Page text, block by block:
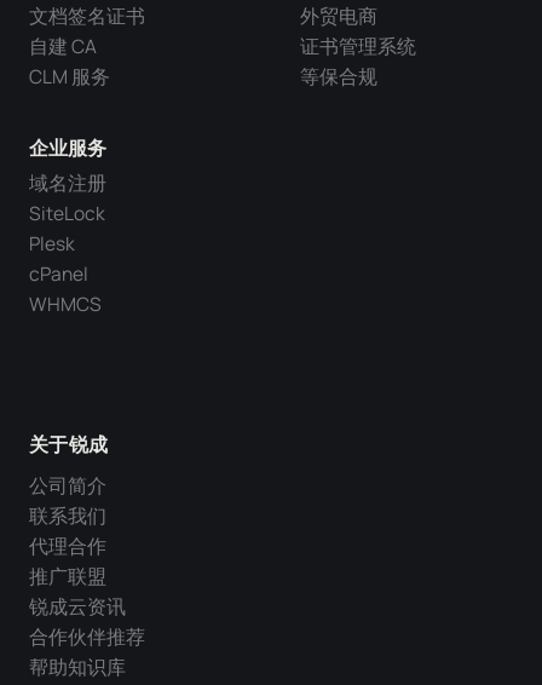
文档签名证书
自建 CA
CLM 服务
企业服务
域名注册
SiteLock
Plesk
cPanel
WHMCS
外贸电商
证书管理系统
等保合规
关于锐成
公司简介
联系我们
代理合作
推广联盟
锐成云资讯
合作伙伴推荐
帮助知识库